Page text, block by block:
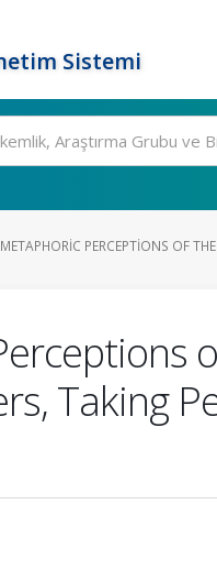
Sistemi
PERCEPTIONS OF
Taking